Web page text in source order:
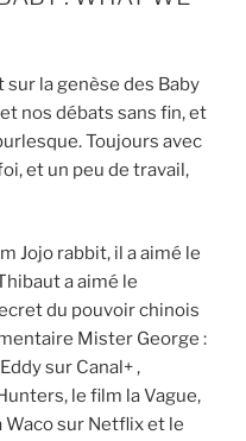
la genèse des Baby
nos débats sans fin, et
Toujours avec
et un peu de travail,
Jojo rabbit, il a aimé le
a aimé le
du pouvoir chinois
Mister George :
sur Canal+ ,
le film la Vague,
sur Netflix et le